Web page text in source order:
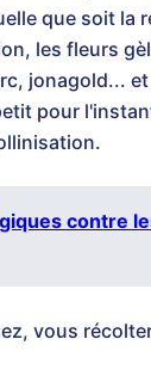
que soit la
les fleurs
jonagold...
pour
contre
vous